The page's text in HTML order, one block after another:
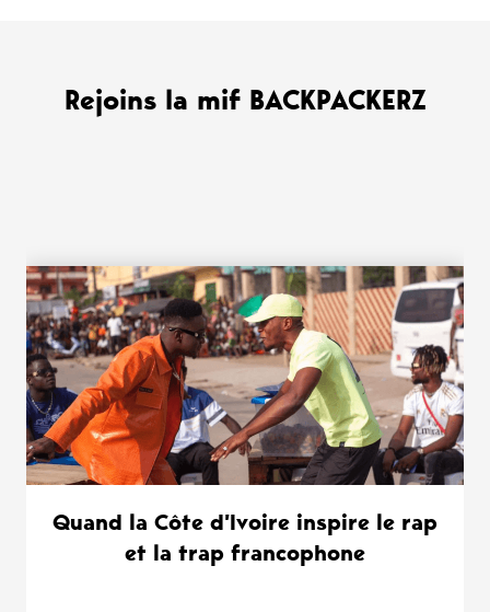
Rejoins la mif BACKPACKERZ
WANT MORE ?
Quand la Côte d’Ivoire inspire le rap
et la trap francophone